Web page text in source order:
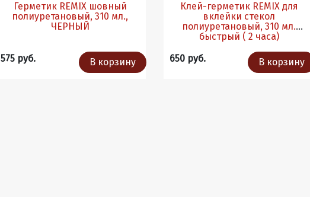
Герметик REMIX шовный
полиуретановый, 310 мл.,
ЧЕРНЫЙ
575 руб. В корзину
Клей-герметик REMIX для
вклейки стекол
полиуретановый, 310 мл.
быстрый ( 2 часа)
650 руб.
В корзину